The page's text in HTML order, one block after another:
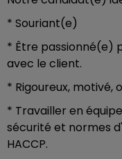
* Souriant(e)
* Être passionné(e)
avec le client.
* Rigoureux, motivé,
* Travailler en
sécurité et normes
HACCP.